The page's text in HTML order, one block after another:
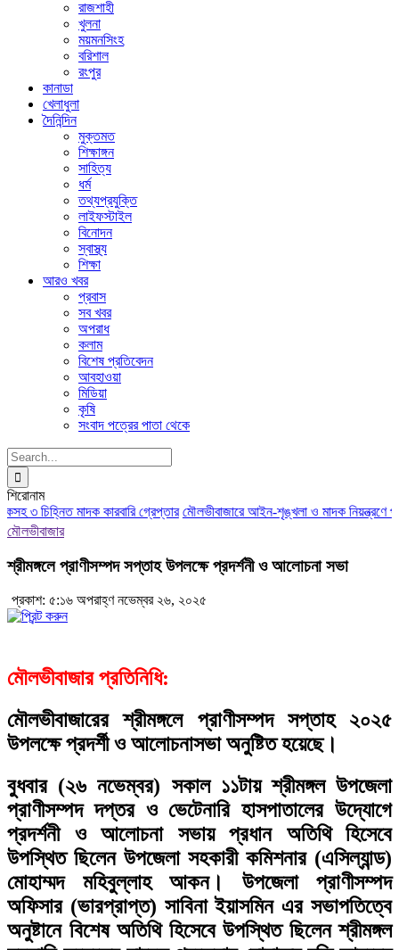
রাজশাহী
খুলনা
ময়মনসিংহ
বরিশাল
রংপুর
কানাডা
খেলাধুলা
দৈনিন্দিন
মুক্তমত
শিক্ষাঙ্গন
সাহিত্য
ধর্ম
তথ্যপ্রযুক্তি
লাইফস্টাইল
বিনোদন
স্বাস্থ্য
শিক্ষা
আরও খবর
প্রবাস
সব খবর
অপরাধ
কলাম
বিশেষ প্রতিবেদন
আবহাওয়া
মিডিয়া
কৃষি
সংবাদ পত্রের পাতা থেকে
Search
for:
শিরোনাম
৩ চিহ্নিত মাদক কারবারি গ্রেপ্তার মৌলভীবাজারে আইন-শৃঙ্খলা ও মাদক নিয়ন্ত্রণে
মৌলভীবাজার
শ্রীমঙ্গলে প্রাণীসম্পদ সপ্তাহ উপলক্ষে প্রদর্শনী ও আলোচনা সভা
প্রকাশ: ৫:১৬ অপরাহ্ণ নভেম্বর ২৬, ২০২৫
মৌলভীবাজার প্রতিনিধি:
মৌলভীবাজারের শ্রীমঙ্গলে প্রাণীসম্পদ সপ্তাহ ২০২৫
উপলক্ষে প্রদর্শী ও আলোচনাসভা অনুষ্টিত হয়েছে।
বুধবার (২৬ নভেম্বর) সকাল ১১টায় শ্রীমঙ্গল উপজেলা
প্রাণীসম্পদ দপ্তর ও ভেটেনারি হাসপাতালের উদ্যোগে
প্রদর্শনী ও আলোচনা সভায় প্রধান অতিথি হিসেবে
উপস্থিত ছিলেন উপজেলা সহকারী কমিশনার (এসিল্যান্ড)
মোহাম্মদ মহিবুল্লাহ আকন। উপজেলা প্রাণীসম্পদ
অফিসার (ভারপ্রাপ্ত) সাবিনা ইয়াসমিন এর সভাপতিত্বে
অনুষ্টানে বিশেষ অতিথি হিসেবে উপস্থিত ছিলেন শ্রীমঙ্গল